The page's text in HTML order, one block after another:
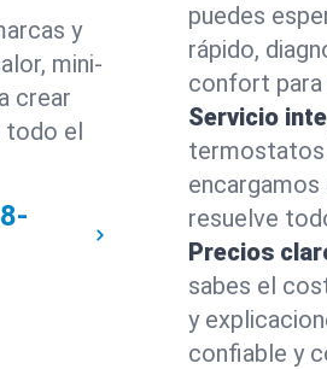
y
mini-
crear
todo el
puedes
rápido,
confort para
Servicio
termostatos
encargamos
resuelve
Precios
sabes el
y
confiable y